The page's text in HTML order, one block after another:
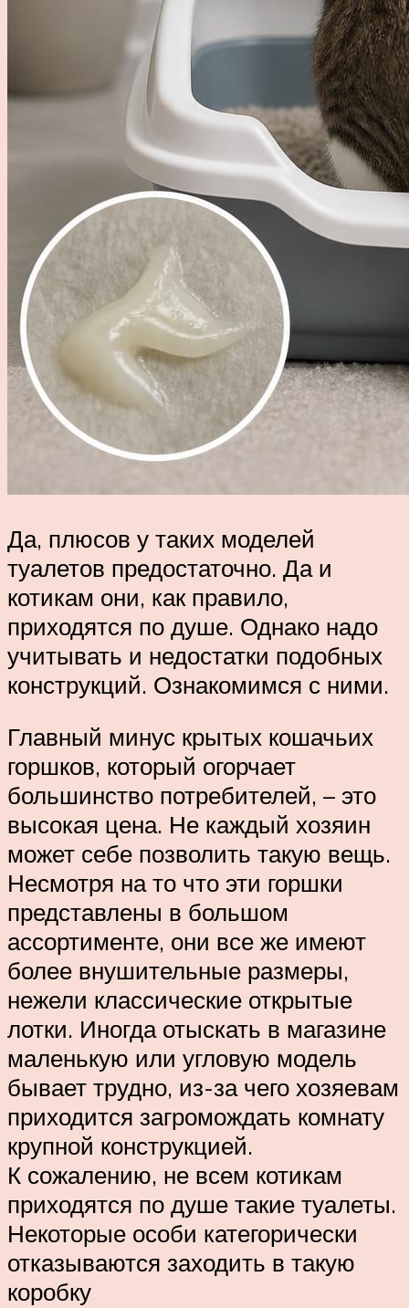
Да, плюсов у таких моделей
туалетов предостаточно. Да и
котикам они, как правило,
приходятся по душе. Однако надо
учитывать и недостатки подобных
конструкций. Ознакомимся с ними.
Главный минус крытых кошачьих
горшков, который огорчает
большинство потребителей, – это
высокая цена. Не каждый хозяин
может себе позволить такую вещь.
Несмотря на то что эти горшки
представлены в большом
ассортименте, они все же имеют
более внушительные размеры,
нежели классические открытые
лотки. Иногда отыскать в магазине
маленькую или угловую модель
бывает трудно, из-за чего хозяевам
приходится загромождать комнату
крупной конструкцией.
К сожалению, не всем котикам
приходятся по душе такие туалеты.
Некоторые особи категорически
отказываются заходить в такую
коробку